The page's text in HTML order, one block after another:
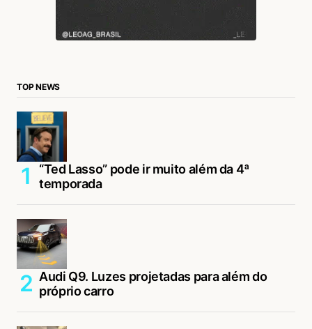
TOP NEWS
“Ted Lasso” pode ir muito além da 4ª
temporada
Audi Q9. Luzes projetadas para além do
próprio carro